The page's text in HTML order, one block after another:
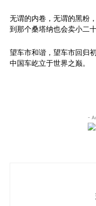
无谓的内卷，无谓的黑粉
到那个桑塔纳也会卖小二
望车市和谐，望车市回归
中国车屹立于世界之巅。
-